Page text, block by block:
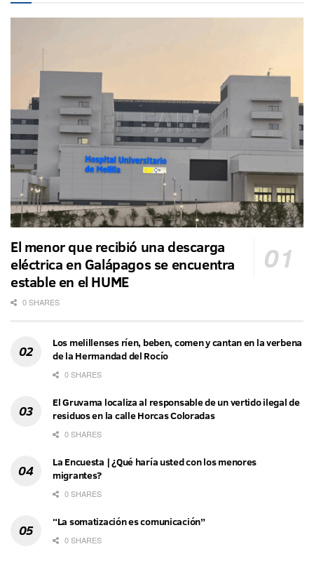
El menor que recibió una descarga
eléctrica en Galápagos se encuentra
estable en el HUME
0 SHARES
Los melillenses ríen, beben, comen y cantan en la verbena
de la Hermandad del Rocío
0 SHARES
El Gruvama localiza al responsable de un vertido ilegal de
residuos en la calle Horcas Coloradas
0 SHARES
La Encuesta | ¿Qué haría usted con los menores
migrantes?
0 SHARES
“La somatización es comunicación”
0 SHARES